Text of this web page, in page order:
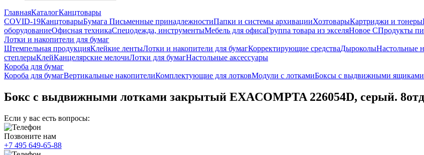
ГлавнаяКаталогКанцтовары
COVID-19КанцтоварыБумага Письменные принадлежностиПапки и системы архивацииХозтоварыКартриджи и тонеры
оборудованиеОфисная техникаСпецодежда, инструментыМебель для офисаГруппа товара из экселяНовое СПродукты
Лотки и накопители для бумаг
Штемпельная продукцияКлейкие лентыЛотки и накопители для бумагКорректирующие средстваДыроколыНастольные
степлерыКлейКанцелярские мелочиЛотки для бумагНастольные аксессуары
Короба для бумаг
Короба для бумагВертикальные накопителиКомплектующие для лотковМодули с лоткамиБоксы с выдвижными ящиками
Бокс с выдвижными лотками закрытый EXACOMPTA 226054D, серый.
Если у вас есть вопросы:
Позвоните нам
+7 495 649-65-88